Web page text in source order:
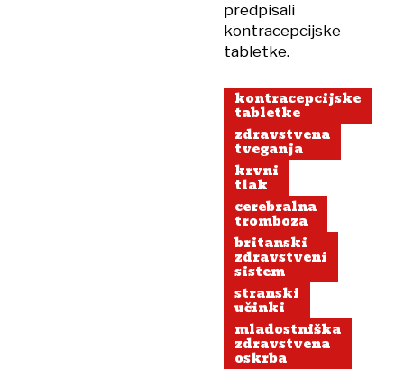
predpisali
kontracepcijske
tabletke.
kontracepcijske
tabletke
zdravstvena
tveganja
krvni
tlak
cerebralna
tromboza
britanski
zdravstveni
sistem
stranski
učinki
mladostniška
zdravstvena
oskrba